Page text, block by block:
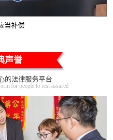
当补偿
声誉
的法律服务平台
for people to rest assured